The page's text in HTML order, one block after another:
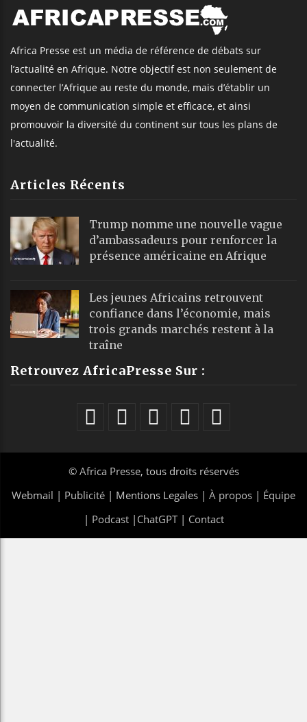
Africa Presse est un média de référence de débats sur
l’actualité en Afrique. Notre objectif est non seulement de
connecter l’Afrique au reste du monde, mais d’établir un
moyen de communication simple et efficace, et ainsi
promouvoir la diversité du continent sur tous les plans de
l'actualité.
Articles Récents
Trump nomme une nouvelle vague
d’ambassadeurs pour renforcer la
présence américaine en Afrique
Les jeunes Africains retrouvent
confiance dans l’économie, mais
trois grands marchés restent à la
traîne
Retrouvez AfricaPresse Sur :
© Africa Presse, tous droits réservés
Webmail | Publicité | Mentions Legales | À propos | Équipe
| Podcast| ChatGPT| Contact